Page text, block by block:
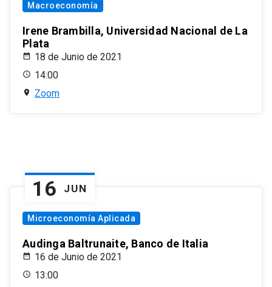
Macroeconomía
Irene Brambilla, Universidad Nacional de La
Plata
18 de Junio de 2021
14:00
Zoom
16 JUN
Microeconomía Aplicada
Audinga Baltrunaite, Banco de Italia
16 de Junio de 2021
13:00